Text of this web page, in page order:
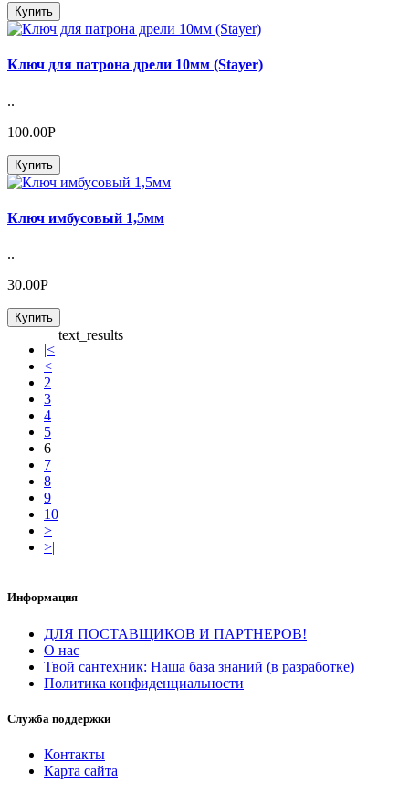
Купить
Ключ для патрона дрели 10мм (Stayer)
..
100.00Р
Купить
Ключ имбусовый 1,5мм
..
30.00Р
Купить
|<
<
2
3
4
5
6
7
8
9
10
>
>|
text_results
Информация
ДЛЯ ПОСТАВЩИКОВ И ПАРТНЕРОВ!
О нас
Твой сантехник: Наша база знаний (в разработке)
Политика конфиденциальности
Служба поддержки
Контакты
Карта сайта